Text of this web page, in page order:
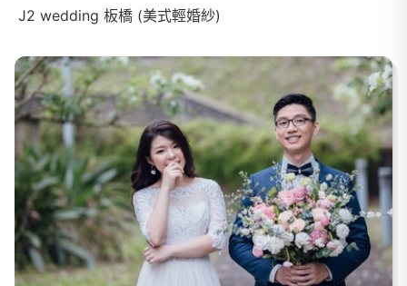
J2 wedding 板橋 (美式輕婚紗)